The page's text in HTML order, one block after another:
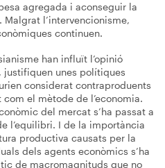
agregada i aconseguir la
l’intervencionisme,
continuen.
han influït l’opinió
justifiquen unes polítiques
considerat contraproduents
el mètode de l’economia.
del mercat s’ha passat a
l’equilibri. I de la importància
productiva causats per la
dels agents econòmics s’ha
de macromagnituds que no